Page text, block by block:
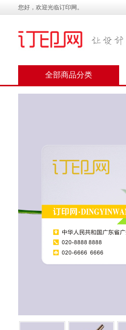
您好，欢迎光临订印网。
全部商品分类